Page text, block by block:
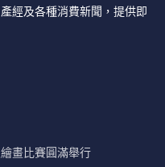
經及各種消費新聞，提供即
畫比賽圓滿舉行